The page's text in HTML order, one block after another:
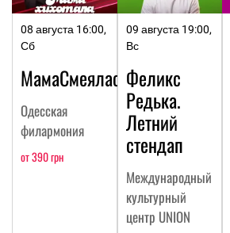
08 августа 16:00,
Сб
МамаСмеялась
Одесская
филармония
от 390 грн
09 августа 19:00,
Вс
Феликс
Редька.
Летний
стендап
Международный
культурный
центр UNION